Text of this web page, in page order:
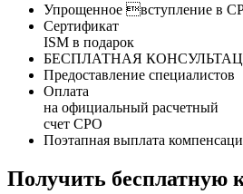
Упрощенное вступление в
Сертификат
ISM в подарок
БЕСПЛАТНАЯ
Предоставление специалистов
Оплата
на официальный расчетный
счет СРО
Поэтапная выплата
Получить бесплатную